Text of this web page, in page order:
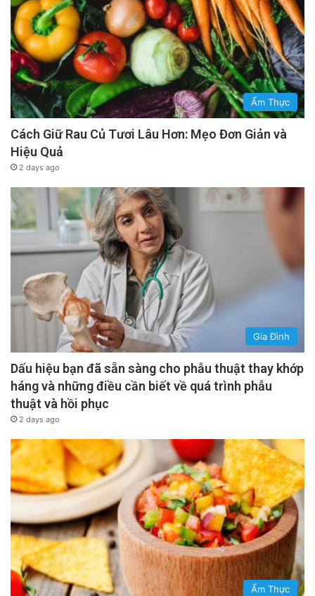
Ẩm Thực
Cách Giữ Rau Củ Tươi Lâu Hơn: Mẹo Đơn Giản và
Hiệu Quả
2 days ago
Gia Đình
Dấu hiệu bạn đã sẵn sàng cho phẫu thuật thay khớp
háng và những điều cần biết về quá trình phẫu
thuật và hồi phục
2 days ago
Ẩm Thực